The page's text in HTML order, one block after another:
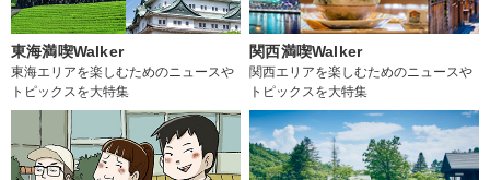
東海満喫Walker
東海エリアを楽しむためのニュースや
トピックスを大特集
関西満喫Walker
関西エリアを楽しむためのニュースや
トピックスを大特集